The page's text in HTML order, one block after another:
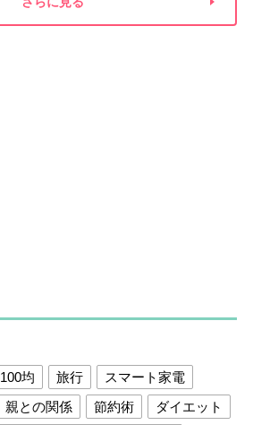
100均 旅行
スマート家電
親との関係 節約術
ダイエット